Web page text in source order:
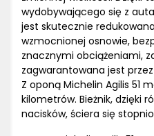
wydobywającego się z
jest skutecznie
wzmocnionej osnowie,
znacznymi obciążeniami,
zagwarantowana jest
Z oponą Michelin Agilis 51
kilometrów. Bieżnik, dzięki
nacisków, ściera się